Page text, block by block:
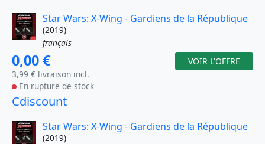
Star Wars: X-Wing - Gardiens de la République
(2019)
français
0,00 €
3,99 € livraison incl.
En rupture de stock
VOIR L'OFFRE
Cdiscount
Star Wars: X-Wing - Gardiens de la République
(2019)